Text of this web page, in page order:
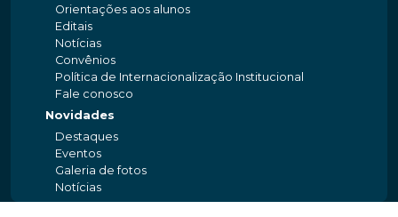
Orientações aos alunos
Editais
Notícias
Convênios
Política de Internacionalização Institucional
Fale conosco
Novidades
Destaques
Eventos
Galeria de fotos
Notícias